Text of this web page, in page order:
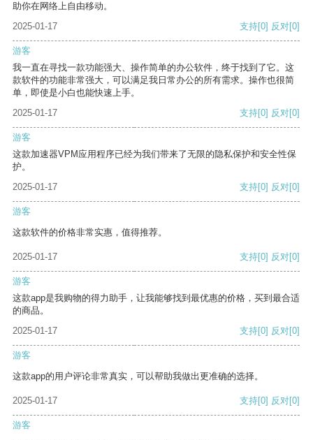
助你在网络上自由移动。
2025-01-17
支持[0] 反对[0]
游客
我一直在寻找一款功能强大、操作简单的办公软件，终于找到了它。这
款软件的功能非常强大，可以满足我日常办公的所有需求。操作也很简
单，即使是小白也能快速上手。
2025-01-17
支持[0] 反对[0]
游客
这款加速器VPM应用程序已经为我们带来了无限的隐私保护和安全性保
护。
2025-01-17
支持[0] 反对[0]
游客
这款软件的价格非常实惠，值得推荐。
2025-01-17 支持[0] 反对[0]
游客
这款app是我购物的得力助手，让我能够找到最优惠的价格，买到最合适
的商品。
2025-01-17
支持[0] 反对[0]
游客
这款app的用户评论非常真实，可以帮助我做出更准确的选择。
2025-01-17 支持[0] 反对[0]
游客